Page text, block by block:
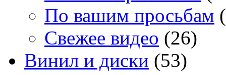
По вашим просьбам
Свежее видео (26)
Винил и диски (53)